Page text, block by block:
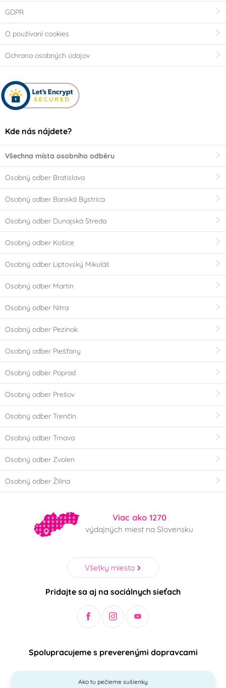
GDPR
O používaní cookies
Ochrana osobných údajov
Kde nás nájdete?
Všechna místa osobního odběru
Osobný odber Bratislava
Osobný odber Banská Bystrica
Osobný odber Dunajská Streda
Osobný odber Košice
Osobný odber Liptovský Mikuláš
Osobný odber Martin
Osobný odber Nitra
Osobný odber Pezinok
Osobný odber Piešťany
Osobný odber Poprad
Osobný odber Prešov
Osobný odber Trenčín
Osobný odber Trnava
Osobný odber Zvolen
Osobný odber Žilina
Viac ako 1270
výdajných miest na Slovensku
Všetky miesta
Pridajte sa aj na sociálnych sieťach
Spolupracujeme s preverenými dopravcami
Ako tu pečieme sušienky